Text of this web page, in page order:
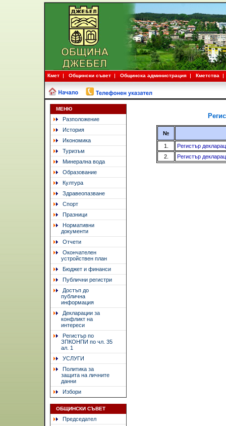
Кмет Общински съвет Общинска администрация Кметства
МЕНЮ
Разположение
История
Икономика
Туризъм
Минерална вода
Образование
Култура
Здравеопазване
Спорт
Празници
Нормативни
документи
Отчети
Окончателен
устройствен план
Бюджет и финанси
Публични регистри
Достъп до
публична
информация
Декларации за
конфликт на
интереси
Регистър по
ЗПКОНПИ по чл. 35
ал. 1
УСЛУГИ
Политика за
защита на личните
данни
Избори
ОБЩИНСКИ СЪВЕТ
Председател
№
1.
Регистър
2.
Регистър